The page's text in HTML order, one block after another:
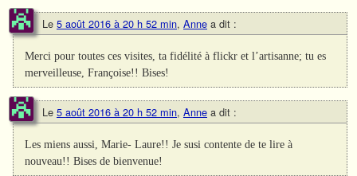
Le 5 août 2016 à 20 h 52 min, Anne a dit :
Merci pour toutes ces visites, ta fidélité à flickr et l’artisanne; tu es
merveilleuse, Françoise!! Bises!
Le 5 août 2016 à 20 h 52 min, Anne a dit :
Les miens aussi, Marie- Laure!! Je susi contente de te lire à
nouveau!! Bises de bienvenue!